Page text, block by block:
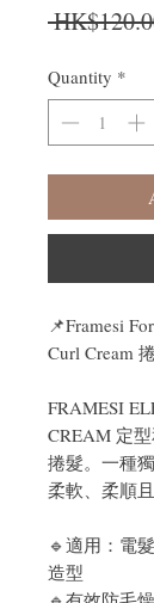
Quantity *
📌Framesi
Curl Cream
FRAMESI
CREAM 定
捲髮。一種
柔軟、柔順
🔹適用：電
造型